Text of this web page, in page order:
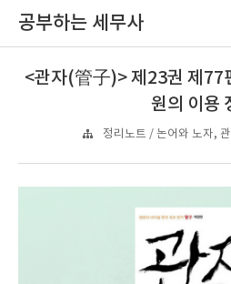
공부하는 세무사
<관자(管子)> 제23권 제77
원의 이용
정리노트 / 논어와 노자,